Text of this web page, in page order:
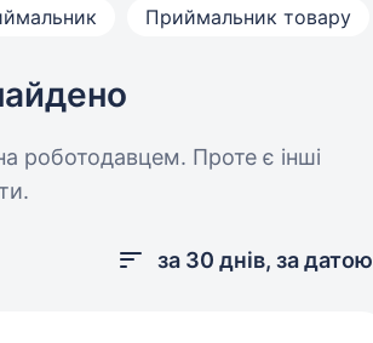
Приймальник товару
роботодавцем. Проте є інші
за 30 днів, за датою